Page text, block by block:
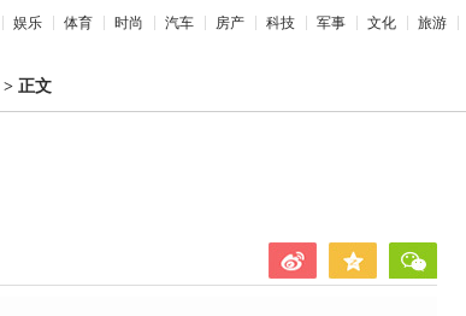
娱乐 体育 时尚 汽车 房产 科技 军事 文化 旅游
> 正文